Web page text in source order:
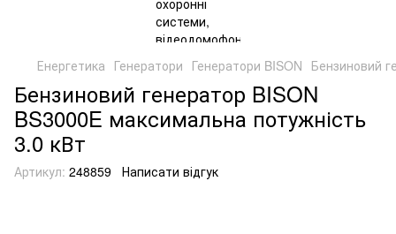
Енергетика Генератори Генератори BISON Бензиновий
Бензиновий генератор BISON
BS3000E максимальна потужність
3.0 кВт
Артикул: 248859 Написати відгук